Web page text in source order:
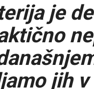
je
jih